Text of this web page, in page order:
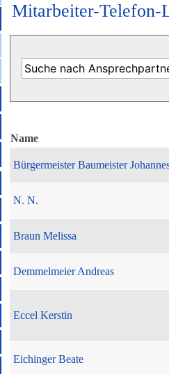
Mitarbeiter-Telefon-
Name
Bürgermeister Baumeister
N. N.
Braun Melissa
Demmelmeier Andreas
Eccel Kerstin
Eichinger Beate